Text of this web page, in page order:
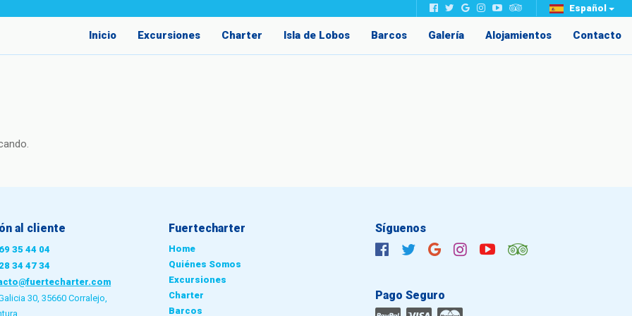
Español
Inicio Excursiones Charter Isla de Lobos Barcos Galería Alojamientos Contacto
al cliente
35 44 04
34 47 34
30, 35660 Corralejo,
Fuertecharter
Home
Quiénes Somos
Excursiones
Charter
Barcos
Síguenos
Pago Seguro